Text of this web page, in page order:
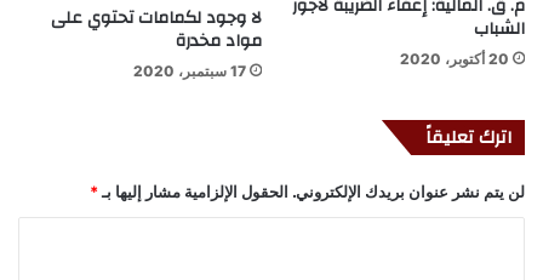
الشباب
20 أكتوبر، 2020
لا وجود لكمامات تحتوي على
مواد مخدرة
17 سبتمبر، 2020
اترك تعليقاً
لن يتم نشر عنوان بريدك الإلكتروني. الحقول الإلزامية مشار إليها بـ *